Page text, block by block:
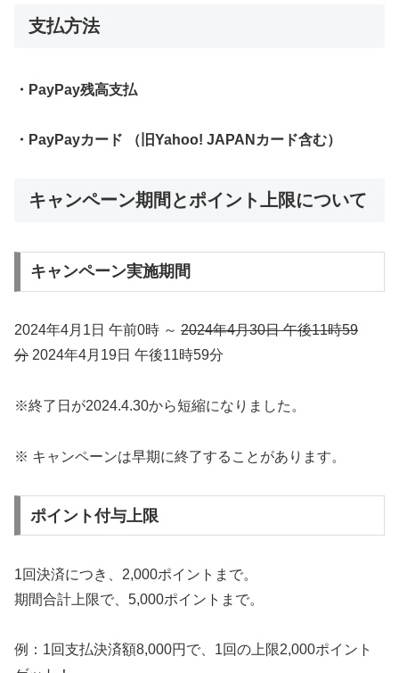
支払方法
・PayPay残高支払
・PayPayカード （旧Yahoo! JAPANカード含む）
キャンペーン期間とポイント上限について
キャンペーン実施期間
2024年4月1日 午前0時 ～ 2024年4月30日 午後11時59
分 2024年4月19日 午後11時59分
※終了日が2024.4.30から短縮になりました。
※ キャンペーンは早期に終了することがあります。
ポイント付与上限
1回決済につき、2,000ポイントまで。
期間合計上限で、5,000ポイントまで。
例：1回支払決済額8,000円で、1回の上限2,000ポイント